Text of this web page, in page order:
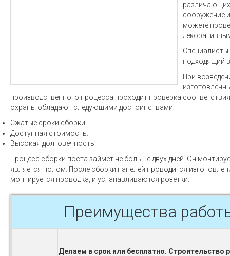
сооружение
можете
подходящий
При
производственного процесса проходит проверка
охраны обладают следующими достоинствами:
Сжатые сроки сборки.
Доступная стоимость.
Высокая долговечность.
Процесс сборки поста займет не больше двух дней. Он
является полом. После сборки панелей проводится
монтируется проводка, и устанавливаются розетки.
Преимущества
Делаем в срок или бесплатно.